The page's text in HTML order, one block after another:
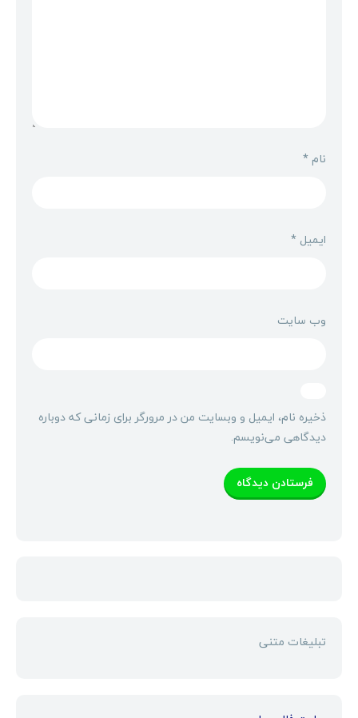
نام*
ایمیل *
وب‌ سایت
ذخیره نام، ایمیل و وبسایت من در مرورگر برای زمانی که دوباره
دیدگاهی می‌نویسم.
تبلیغات متنی